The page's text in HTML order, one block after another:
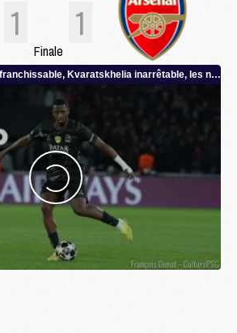
1 1
Finale